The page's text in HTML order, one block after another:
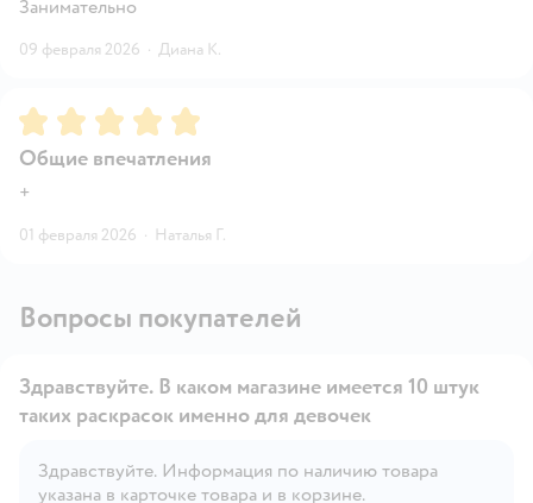
Занимательно
09 февраля 2026 · Диана К.
Рейтинг:5
Общие впечатления
+
01 февраля 2026 · Наталья Г.
Вопросы покупателей
Открыть вопрос
Здравствуйте. В каком магазине имеется 10 штук
таких раскрасок именно для девочек
Здравствуйте. Информация по наличию товара
указана в карточке товара и в корзине.